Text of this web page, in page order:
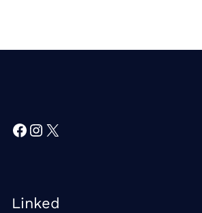
Facebook
Instagram
X
Linked